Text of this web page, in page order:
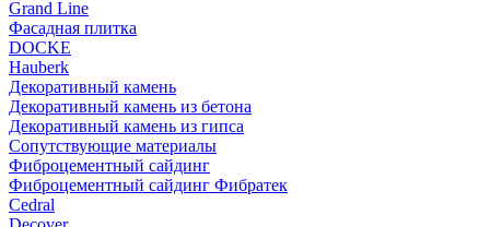
Grand Line
Фасадная плитка
DOCKE
Hauberk
Декоративный камень
Декоративный камень из бетона
Декоративный камень из гипса
Сопутствующие материалы
Фиброцементный сайдинг
Фиброцементный сайдинг Фибратек
Cedral